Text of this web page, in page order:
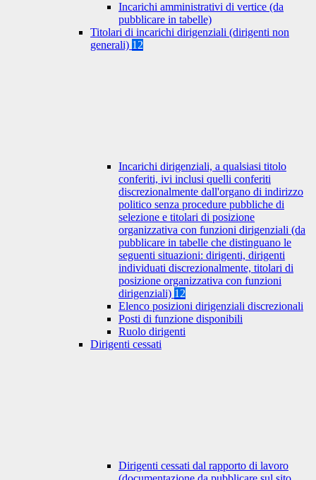
Incarichi amministrativi di vertice (da
pubblicare in tabelle)
Titolari di incarichi dirigenziali (dirigenti non
generali) 12
Incarichi dirigenziali, a qualsiasi titolo
conferiti, ivi inclusi quelli conferiti
discrezionalmente dall'organo di indirizzo
politico senza procedure pubbliche di
selezione e titolari di posizione
organizzativa con funzioni dirigenziali (da
pubblicare in tabelle che distinguano le
seguenti situazioni: dirigenti, dirigenti
individuati discrezionalmente, titolari di
posizione organizzativa con funzioni
dirigenziali) 12
Elenco posizioni dirigenziali discrezionali
Posti di funzione disponibili
Ruolo dirigenti
Dirigenti cessati
Dirigenti cessati dal rapporto di lavoro